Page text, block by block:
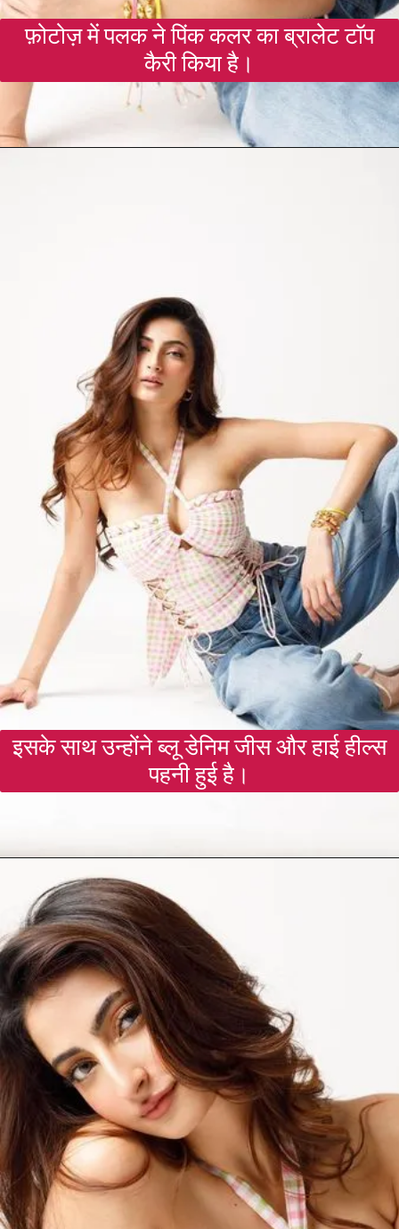
फ़ोटोज़ में पलक ने पिंक कलर का ब्रालेट टॉप
कैरी किया है।
इसके साथ उन्होंने ब्लू डेनिम जीस और हाई हील्स
पहनी हुई है।